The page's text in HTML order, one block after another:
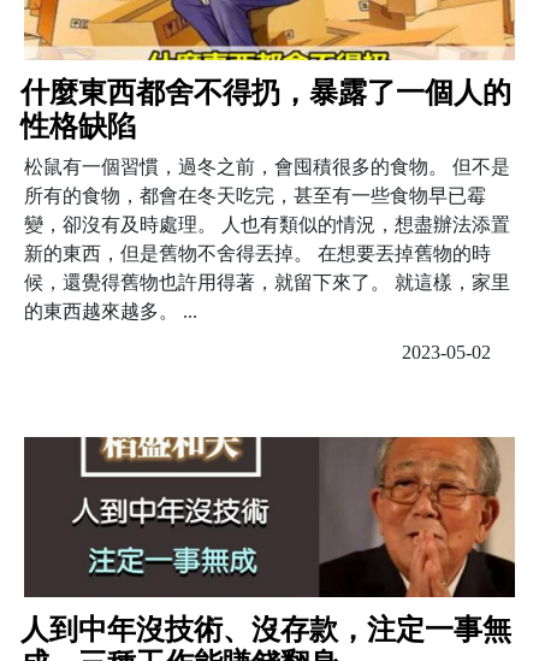
什麼東西都舍不得扔，暴露了一個人的
性格缺陷
松鼠有一個習慣，過冬之前，會囤積很多的食物。 但不是
所有的食物，都會在冬天吃完，甚至有一些食物早已霉
變，卻沒有及時處理。 人也有類似的情況，想盡辦法添置
新的東西，但是舊物不舍得丟掉。 在想要丟掉舊物的時
候，還覺得舊物也許用得著，就留下來了。 就這樣，家里
的東西越來越多。 ...
2023-05-02
人到中年沒技術、沒存款，注定一事無